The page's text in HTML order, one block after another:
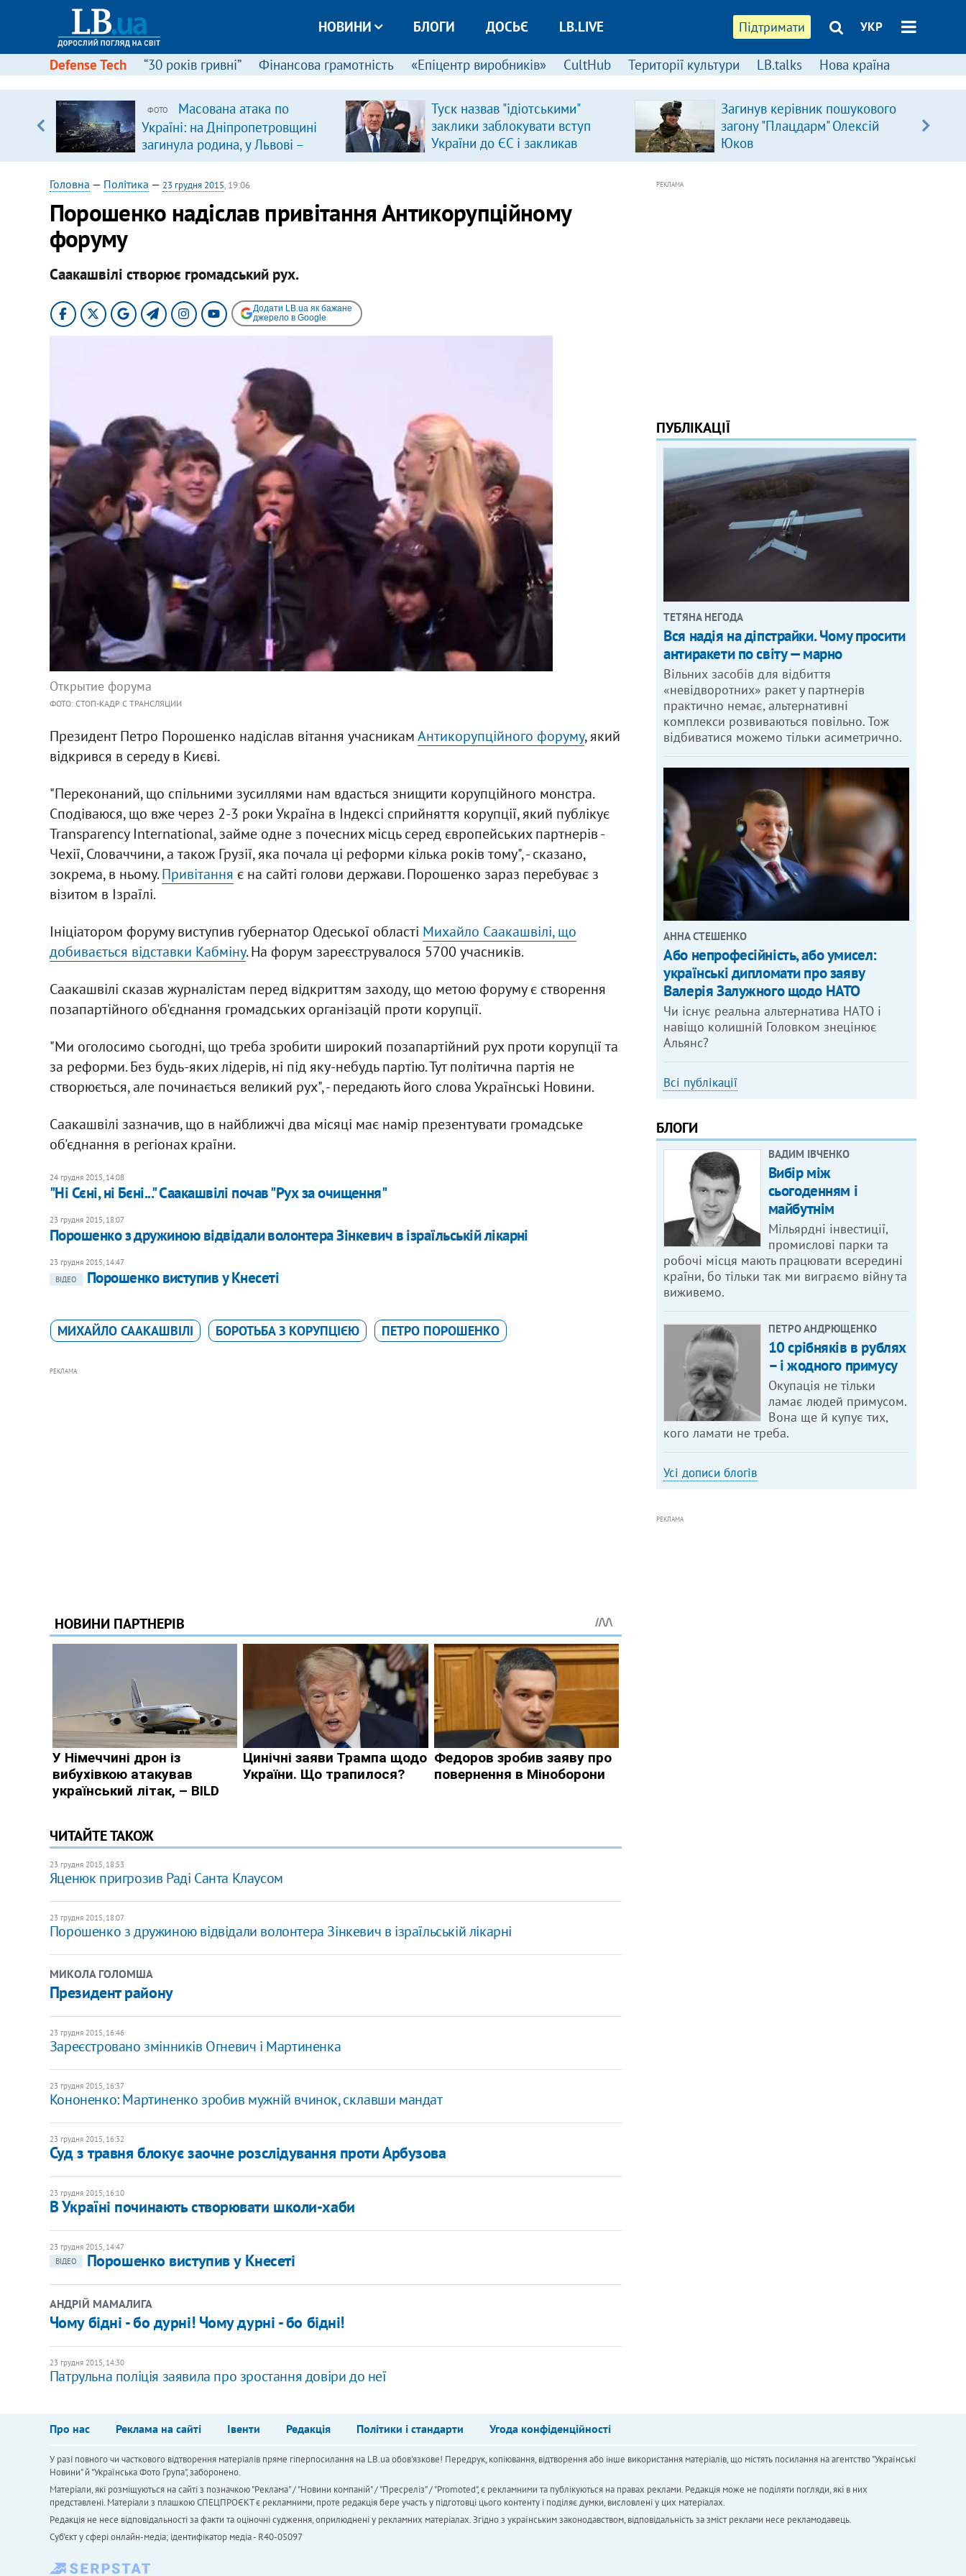
Підтримати УКР
НОВИНИ БЛОГИ ДОСЬЄ LB.LIVE
Defense Tech “30 років гривні” Фінансова грамотність «Епіцентр виробників» CultHub Території культури LB.talks Нова країна
ФОТО
Масована атака по
Україні: на Дніпропетровщині
загинула родина, у Львові –
удар по багатоповерхівках
(доповнюється)
Туск назвав "ідіотськими"
заклики заблокувати вступ
України до ЄС і закликав
припинити антиукраїнську
Загинув керівник пошукового
загону "Плацдарм" Олексій
Юков
Головна — Політика — 23 грудня 2015, 19:06
Порошенко надіслав привітання Антикорупційному
форуму
Саакашвілі створює громадський рух.
Додати LB.ua як бажане
джерело в Google
Открытие форума
ФОТО: СТОП-КАДР С ТРАНСЛЯЦИИ
Президент Петро Порошенко надіслав вітання учасникамАнтикорупційного форуму, який
відкрився в середу в Києві.
"Переконаний, що спільними зусиллями нам вдасться знищити корупційного монстра.
Сподіваюся, що вже через 2-3 роки Україна в Індексі сприйняття корупції, який публікує
Transparency International, займе одне з почесних місць серед європейських партнерів -
Чехії, Словаччини, а також Грузії, яка почала ці реформи кілька років тому", - сказано,
зокрема, в ньому.Привітання є на сайті голови держави. Порошенко зараз перебуває з
візитом в Ізраїлі.
Ініціатором форуму виступив губернатор Одеської області Михайло Саакашвілі, що
добивається відставки Кабміну. На форум зареєструвалося 5700 учасників.
Саакашвілі сказав журналістам перед відкриттям заходу, що метою форуму є створення
позапартійного об'єднання громадських організацій проти корупції.
"Ми оголосимо сьогодні, що треба зробити широкий позапартійний рух проти корупції та
за реформи. Без будь-яких лідерів, ні під яку-небудь партію. Тут політична партія не
створюється, але починається великий рух", - передають його слова Українські Новини.
Саакашвілі зазначив, що в найближчі два місяці має намір презентувати громадське
об'єднання в регіонах країни.
24 грудня 2015, 14:08
"Ні Сєні, ні Бєні..." Саакашвілі почав "Рух за очищення"
23 грудня 2015, 18:07
Порошенко з дружиною відвідали волонтера Зінкевич в ізраїльській лікарні
23 грудня 2015, 14:47
ВІДЕО
Порошенко виступив у Кнесеті
МИХАЙЛО СААКАШВІЛІ БОРОТЬБА З КОРУПЦІЄЮ ПЕТРО ПОРОШЕНКО
РЕКЛАМА
ЧИТАЙТЕ ТАКОЖ
23 грудня 2015, 18:53
Яценюк пригрозив Раді Санта Клаусом
23 грудня 2015, 18:07
Порошенко з дружиною відвідали волонтера Зінкевич в ізраїльській лікарні
МИКОЛА ГОЛОМША
Президент району
23 грудня 2015, 16:46
Зареєстровано змінників Огневич і Мартиненка
23 грудня 2015, 16:37
Кононенко: Мартиненко зробив мужній вчинок, склавши мандат
23 грудня 2015, 16:32
Суд з травня блокує заочне розслідування проти Арбузова
23 грудня 2015, 16:10
В Україні починають створювати школи-хаби
23 грудня 2015, 14:47
ВІДЕО
Порошенко виступив у Кнесеті
АНДРІЙ МАМАЛИГА
Чому бідні - бо дурні! Чому дурні - бо бідні!
23 грудня 2015, 14:30
Патрульна поліція заявила про зростання довіри до неї
РЕКЛАМА
ПУБЛІКАЦІЇ
ТЕТЯНА НЕГОДА
Вся надія на діпстрайки. Чому просити
антиракети по світу — марно
Вільних засобів для відбиття
«невідворотних» ракет у партнерів
практично немає, альтернативні
комплекси розвиваються повільно. Тож
відбиватися можемо тільки асиметрично.
АННА СТЕШЕНКО
Або непрофесійність, або умисел:
українські дипломати про заяву
Валерія Залужного щодо НАТО
Чи існує реальна альтернатива НАТО і
навіщо колишній Головком знецінює
Альянс?
Всі публікації
БЛОГИ
ВАДИМ ІВЧЕНКО
Вибір між
сьогоденням і
майбутнім
Мільярдні інвестиції,
промислові парки та
робочі місця мають працювати всередині
країни, бо тільки так ми виграємо війну та
виживемо.
ПЕТРО АНДРЮЩЕНКО
10 срібняків в рублях
– і жодного примусу
Окупація не тільки
ламає людей примусом.
Вона ще й купує тих,
кого ламати не треба.
Усі дописи блогів
РЕКЛАМА
Про нас Реклама на сайті Івенти Редакція Політики і стандарти Угода конфіденційності
У разі повного чи часткового відтворення матеріалів пряме гіперпосилання на LB.ua обов'язкове! Передрук, копіювання, відтворення або інше використання матеріалів, що містять посилання на агентство "Українськi
Новини" й "Українська Фото Група", заборонено.
Матеріали, які розміщуються на сайті з позначкою "Реклама" / "Новини компаній" / "Пресреліз" / "Promoted", є рекламними та публікуються на правах реклами. Редакція може не поділяти погляди, які в них
представлені. Матеріали з плашкою СПЕЦПРОЄКТ є рекламними, проте редакція бере участь у підготовці цього контенту і поділяє думки, висловлені у цих матеріалах.
Редакція не несе відповідальності за факти та оціночні судження, оприлюднені у рекламних матеріалах. Згідно з українським законодавством, відповідальність за зміст реклами несе рекламодавець.
Cуб'єкт у сфері онлайн-медіа; ідентифікатор медіа - R40-05097